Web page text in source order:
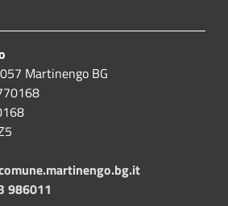
Martinengo BG
986011